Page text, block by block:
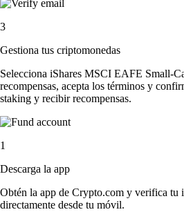
3
Gestiona tus criptomonedas
Selecciona iShares MSCI EAFE Small-
recompensas, acepta los términos y
staking y recibir recompensas.
1
Descarga la app
Obtén la app de Crypto.com y verifica tu
directamente desde tu móvil.